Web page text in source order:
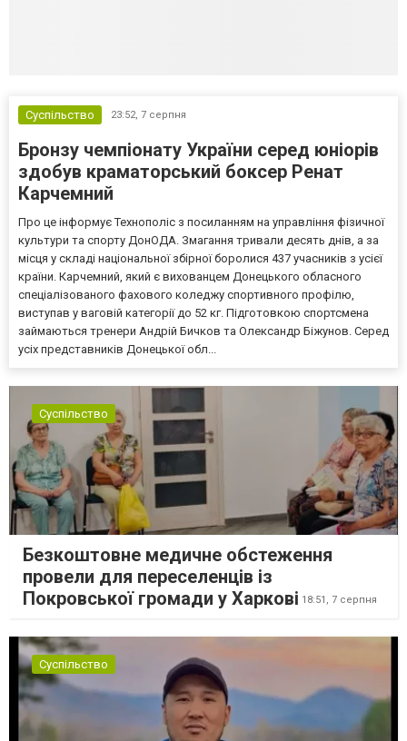
Суспільство 23:52, 7 серпня
Бронзу чемпіонату України серед юніорів
здобув краматорський боксер Ренат
Карчемний
Про це інформує Технополіс з посиланням на управління фізичної
культури та спорту ДонОДА. Змагання тривали десять днів, а за
місця у складі національної збірної боролися 437 учасників з усієї
країни. Карчемний, який є вихованцем Донецького обласного
спеціалізованого фахового коледжу спортивного профілю,
виступав у ваговій категорії до 52 кг. Підготовкою спортсмена
займаються тренери Андрій Бичков та Олександр Біжунов. Серед
усіх представників Донецької обл...
Суспільство
Безкоштовне медичне обстеження
провели для переселенців із
Покровської громади у Харкові 18:51, 7 серпня
Суспільство